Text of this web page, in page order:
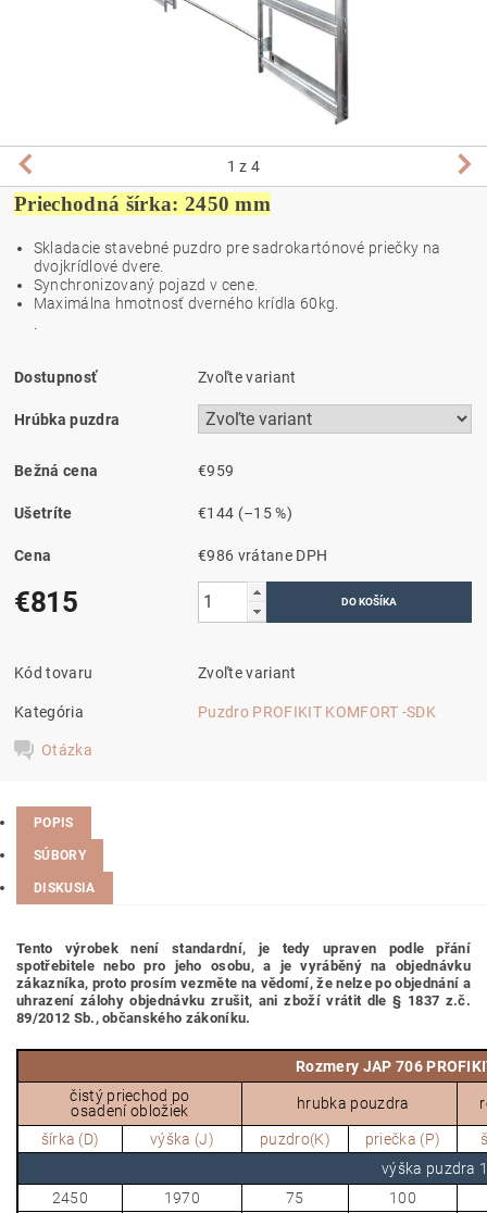
1 z 4
Priechodná šírka: 2450 mm
Skladacie stavebné puzdro pre sadrokartónové priečky na
dvojkrídlové dvere.
Synchronizovaný pojazd v cene.
Maximálna hmotnosť dverného krídla 60kg.
.
Dostupnosť Zvoľte variant
Hrúbka puzdra
Bežná cena €959
Ušetríte €144 (–15 %)
Cena €986 vrátane DPH
€815
Kód tovaru Zvoľte variant
Kategória Puzdro PROFIKIT KOMFORT -SDK
Otázka
POPIS
SÚBORY
DISKUSIA
Tento výrobek není standardní, je tedy upraven podle přání
spotřebitele nebo pro jeho osobu, a je vyráběný na objednávku
zákazníka, proto prosím vezměte na vědomí, že nelze po objednání a
uhrazení zálohy objednávku zrušit, ani zboží vrátit dle § 1837 z.č.
89/2012 Sb., občanského zákoníku.
Rozmery JAP 706
čistýpriechod po
osadení obložiek
hrubka pouzdra
šírka (D) výška (J) puzdro(K) priečka (P)
výška puzdra
2450
1970 75
100